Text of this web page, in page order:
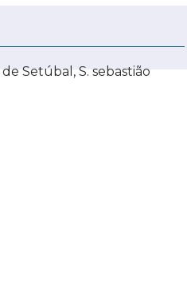
Setúbal, S. sebastião